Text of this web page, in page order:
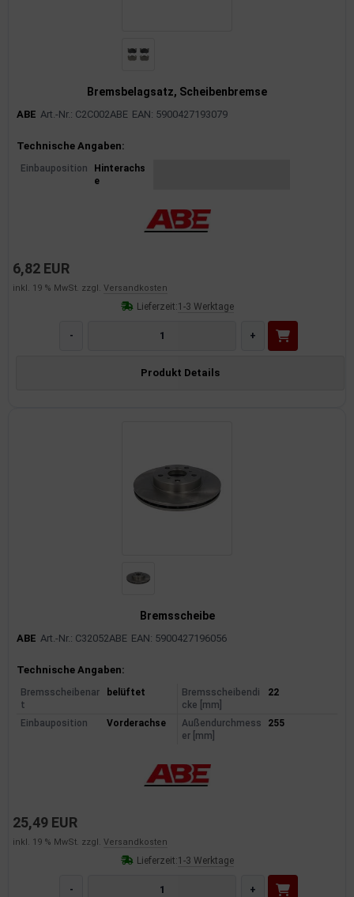
Bremsbelagsatz, Scheibenbremse
ABE Art.-Nr.: C2C002ABE EAN: 5900427193079
Produktinformationen
Technische Angaben:
Einbauposition
Hinterachs
e
6,82 EUR
inkl. 19 % MwSt. zzgl. Versandkosten
Lieferzeit:1-3 Werktage
- +
Produkt Details
Bremsscheibe
ABE Art.-Nr.: C32052ABE EAN: 5900427196056
Produktinformationen
Technische Angaben:
Bremsscheibenar
t
belüftet
Bremsscheibendi
cke [mm]
22
Einbauposition Vorderachse
Außendurchmess
er [mm]
255
25,49 EUR
inkl. 19 % MwSt. zzgl. Versandkosten
Lieferzeit:1-3 Werktage
- +